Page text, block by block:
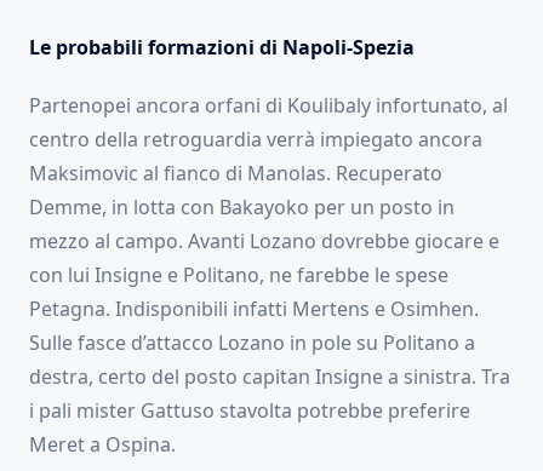
Le probabili formazioni di Napoli-Spezia
Partenopei ancora orfani di Koulibaly infortunato, al
centro della retroguardia verrà impiegato ancora
Maksimovic al fianco di Manolas. Recuperato
Demme, in lotta con Bakayoko per un posto in
mezzo al campo. Avanti Lozano dovrebbe giocare e
con lui Insigne e Politano, ne farebbe le spese
Petagna. Indisponibili infatti Mertens e Osimhen.
Sulle fasce d’attacco Lozano in pole su Politano a
destra, certo del posto capitan Insigne a sinistra. Tra
i pali mister Gattuso stavolta potrebbe preferire
Meret a Ospina.